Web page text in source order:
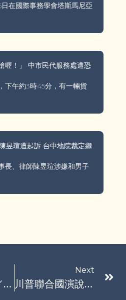
在國際事務學會塔斯馬尼亞
喔！」 中市民代服務處遭恐
下午約3時45分，有一輛貨
昱瑄遭起訴 台中地院裁定繼
長、律師陳昱瑄涉嫌和男子
台鹽綠能弊案／陳啓昱羈押近10個月獲交保 檢抗告
Next
川普聯合國演說批氣候變遷是騙局 紐森：那是什麼鬼？